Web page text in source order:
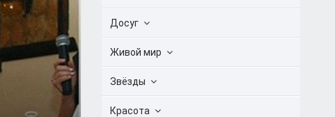
Досуг
Живой мир
Звёзды
Красота